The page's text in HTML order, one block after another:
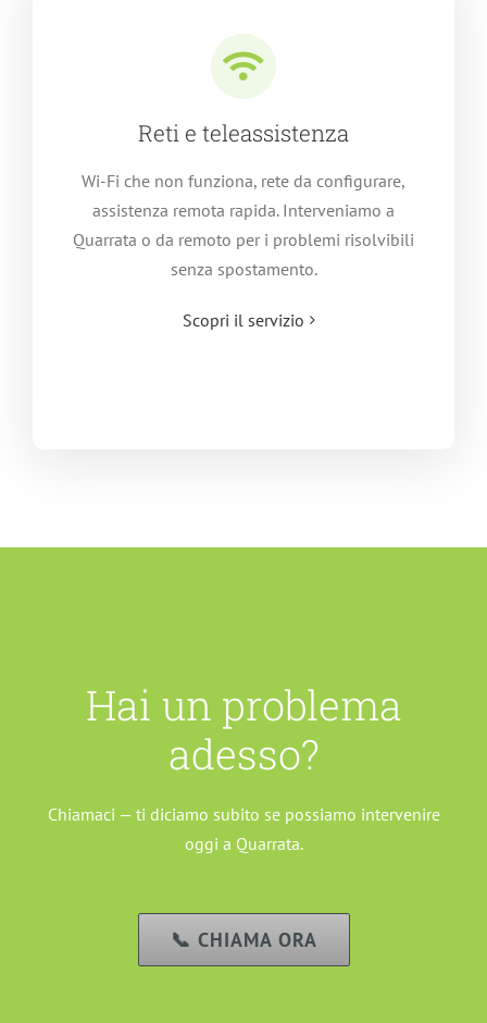
Reti e teleassistenza
Wi-Fi che non funziona, rete da configurare,
assistenza remota rapida. Interveniamo a
Quarrata o da remoto per i problemi risolvibili
senza spostamento.
Scopri il servizio
Hai un problema
adesso?
Chiamaci — ti diciamo subito se possiamo intervenire
oggi a Quarrata.
📞 CHIAMA ORA